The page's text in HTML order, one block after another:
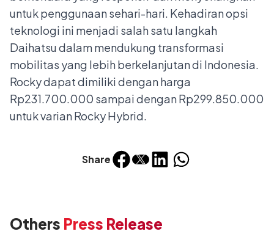
Share
untuk penggunaan sehari-hari. Kehadiran opsi
teknologi ini menjadi salah satu langkah
Daihatsu dalam mendukung transformasi
mobilitas yang lebih berkelanjutan di Indonesia.
Rocky dapat dimiliki dengan harga
Rp231.700.000 sampai dengan Rp299.850.000
untuk varian Rocky Hybrid.
Others Press Release